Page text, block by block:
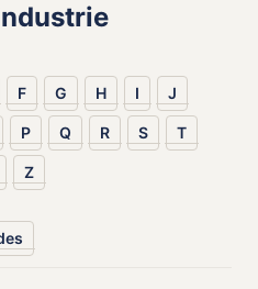
F G H I J
P Q R S T
Z